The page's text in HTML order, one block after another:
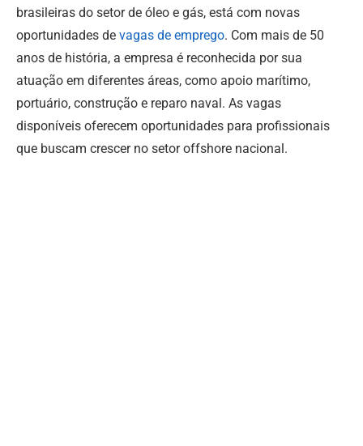
brasileiras do setor de óleo e gás, está com novas
oportunidades de vagas de emprego. Com mais de 50
anos de história, a empresa é reconhecida por sua
atuação em diferentes áreas, como apoio marítimo,
portuário, construção e reparo naval. As vagas
disponíveis oferecem oportunidades para profissionais
que buscam crescer no setor offshore nacional.